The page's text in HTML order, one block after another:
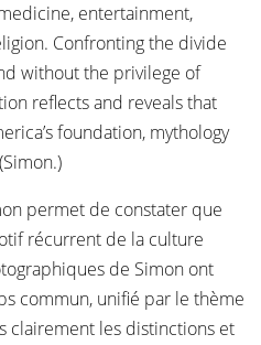
entertainment,
Confronting the divide
without the privilege of
reflects and reveals that
foundation, mythology
permet de constater que
récurrent de la culture
de Simon ont
commun, unifié par le thème
clairement les distinctions et